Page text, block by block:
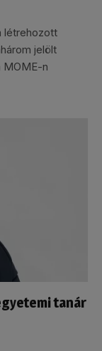
létrehozott
jelölt
MOME-n
tanár